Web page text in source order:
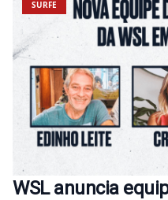
SURFE
WSL anuncia